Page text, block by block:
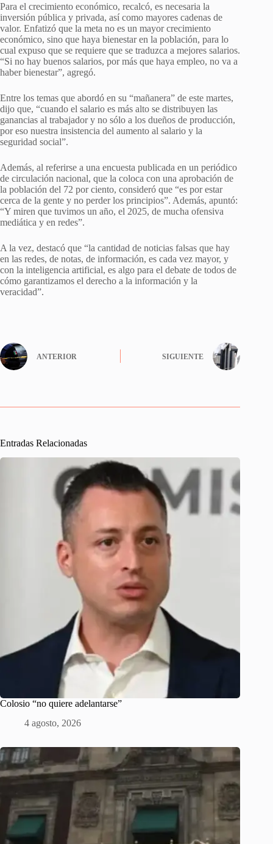
Para el crecimiento económico, recalcó, es necesaria la
inversión pública y privada, así como mayores cadenas de
valor. Enfatizó que la meta no es un mayor crecimiento
económico, sino que haya bienestar en la población, para lo
cual expuso que se requiere que se traduzca a mejores salarios.
“Si no hay buenos salarios, por más que haya empleo, no va a
haber bienestar”, agregó.
Entre los temas que abordó en su “mañanera” de este martes,
dijo que, “cuando el salario es más alto se distribuyen las
ganancias al trabajador y no sólo a los dueños de producción,
por eso nuestra insistencia del aumento al salario y la
seguridad social”.
Además, al referirse a una encuesta publicada en un periódico
de circulación nacional, que la coloca con una aprobación de
la población del 72 por ciento, consideró que “es por estar
cerca de la gente y no perder los principios”. Además, apuntó:
“Y miren que tuvimos un año, el 2025, de mucha ofensiva
mediática y en redes”.
A la vez, destacó que “la cantidad de noticias falsas que hay
en las redes, de notas, de información, es cada vez mayor, y
con la inteligencia artificial, es algo para el debate de todos de
cómo garantizamos el derecho a la información y la
veracidad”.
ANTERIOR SIGUIENTE
Entradas Relacionadas
Colosio “no quiere adelantarse”
4 agosto, 2026